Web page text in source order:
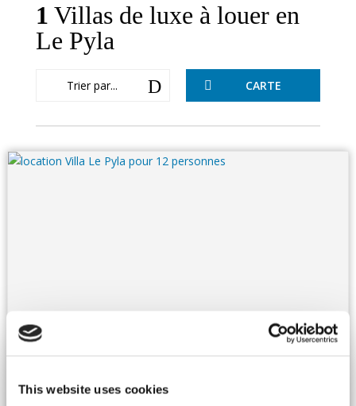
This website uses cookies
1 Villas de luxe à louer en
Le Pyla
Trier par... D  CARTE
France, Sud Ouest
Villa - Le Pyla
En première ligne, pieds dans l'eau et juste en face de la pointe